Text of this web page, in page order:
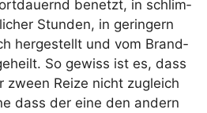
benetzt, in schlim­
Stun­den, in gerin­gern
her­ge­stellt und vom Brand­
So gewiss ist es, dass
zween Rei­ze nicht zugleich
dass der eine den andern